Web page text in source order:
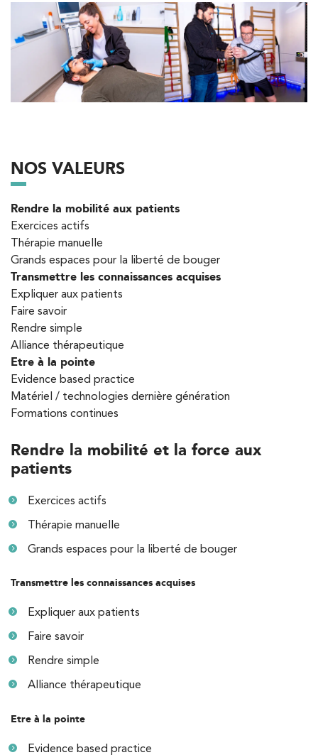
NOS VALEURS
Rendre la mobilité aux patients
Exercices actifs
Thérapie manuelle
Grands espaces pour la liberté de bouger
Transmettre les connaissances acquises
Expliquer aux patients
Faire savoir
Rendre simple
Alliance thérapeutique
Etre à la pointe
Evidence based practice
Matériel / technologies dernière génération
Formations continues
Rendre la mobilité et la force aux
patients
Exercices actifs
Thérapie manuelle
Grands espaces pour la liberté de bouger
Transmettre les connaissances acquises
Expliquer aux patients
Faire savoir
Rendre simple
Alliance thérapeutique
Etre à la pointe
Evidence based practice
IK Bois Colombes – 92
1 Rue Mertens 92600 Bois-Colombes
PRENDRE RDV
Kinésithérapie
IK Antony Olympe Sante – 92
28 Rue Velpeau 92160 Antony
28 Rue Velpeau 92160 Antony
01 76 21 71 41
PRENDRE RDV
PRENDRE RDV
Kinésithérapie
74 Bd Haussmann 75008 Paris
01 44 71 93 74
PRENDRE RDV
PRENDRE RDV
Kinésithérapie
85 Av. de Balzac 91420 Morangis
01 64 48 35 84
PRENDRE RDV